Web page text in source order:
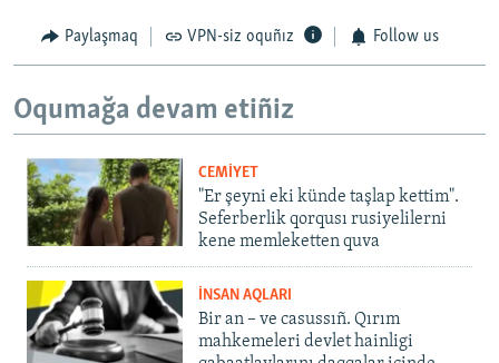
Paylaşmaq VPN-siz oquñız Follow us
Oqumağa devam etiñiz
CEMİYET
"Er şeyni eki künde taşlap kettim".
Seferberlik qorqusı rusiyelilerni
kene memleketten quva
İNSAN AQLARI
Bir an – ve casussıñ. Qırım
mahkemeleri devlet hainligi